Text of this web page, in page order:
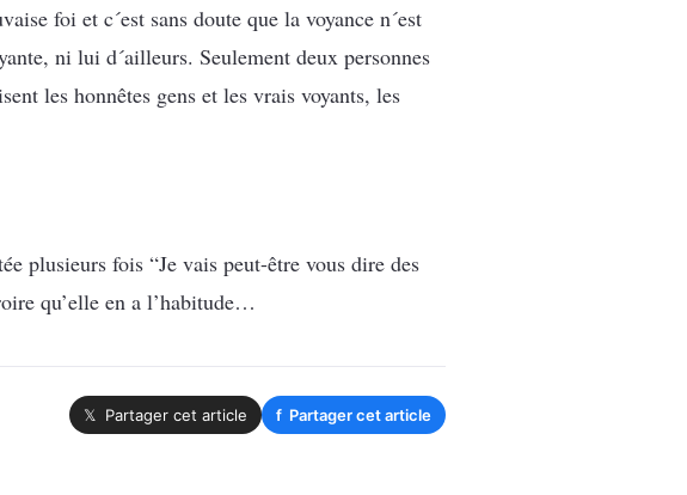
foi et c´est sans doute que la voyance n´est
ni lui d´ailleurs. Seulement deux personnes
les honnêtes gens et les vrais voyants, les
plusieurs fois “Je vais peut-être vous dire des
qu’elle en a l’habitude…
𝕏 Partager cet article f Partager cet article